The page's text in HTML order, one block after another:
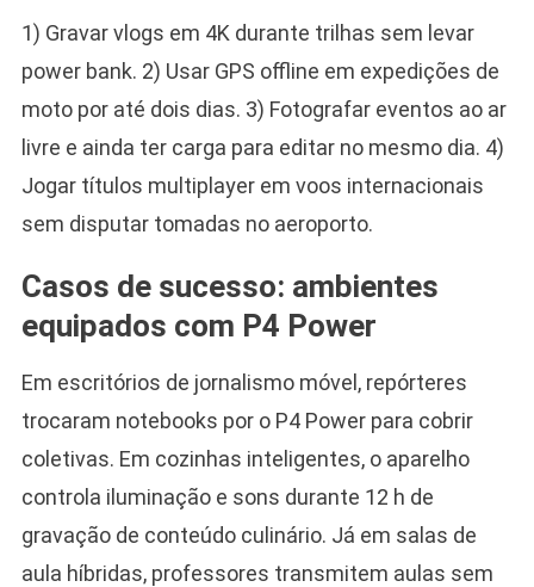
1) Gravar vlogs em 4K durante trilhas sem levar
power bank. 2) Usar GPS offline em expedições de
moto por até dois dias. 3) Fotografar eventos ao ar
livre e ainda ter carga para editar no mesmo dia. 4)
Jogar títulos multiplayer em voos internacionais
sem disputar tomadas no aeroporto.
Casos de sucesso: ambientes
equipados com P4 Power
Em escritórios de jornalismo móvel, repórteres
trocaram notebooks por o P4 Power para cobrir
coletivas. Em cozinhas inteligentes, o aparelho
controla iluminação e sons durante 12 h de
gravação de conteúdo culinário. Já em salas de
aula híbridas, professores transmitem aulas sem